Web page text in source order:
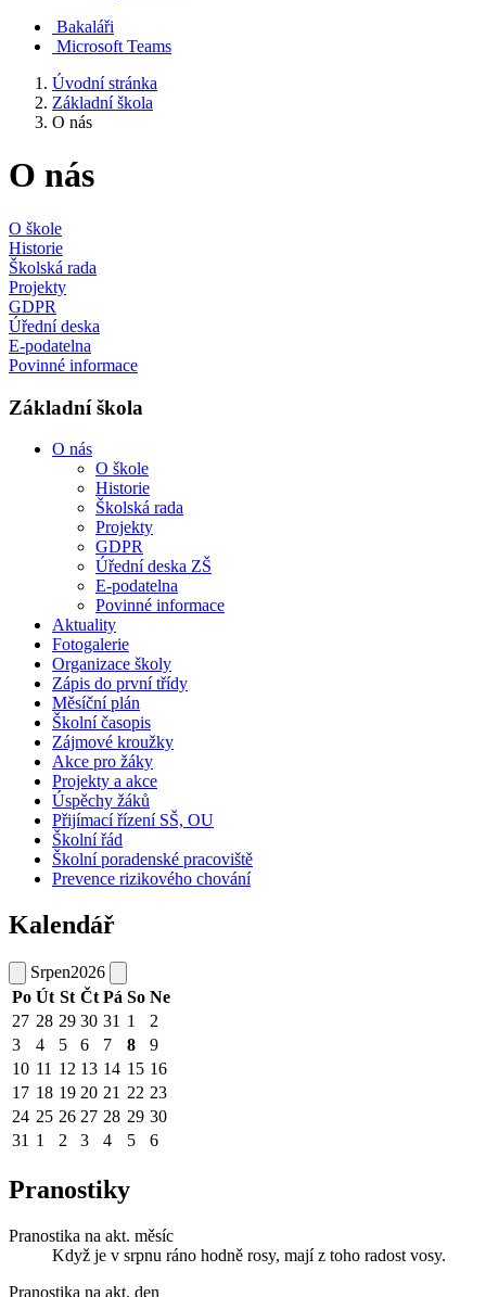
Bakaláři
Microsoft Teams
Úvodní stránka
Základní škola
O nás
O nás
O škole
Historie
Školská rada
Projekty
GDPR
Úřední deska
E-podatelna
Povinné informace
Základní škola
O nás
O škole
Historie
Školská rada
Projekty
GDPR
Úřední deska ZŠ
E-podatelna
Povinné informace
Aktuality
Fotogalerie
Organizace školy
Zápis do první třídy
Měsíční plán
Školní časopis
Zájmové kroužky
Akce pro žáky
Projekty a akce
Úspěchy žáků
Přijímací řízení SŠ, OU
Školní řád
Školní poradenské pracoviště
Prevence rizikového chování
Kalendář
Srpen2026
Po Út St Čt Pá So Ne
27 28 29 30 31 1
2
3
4 5 6 7 8
9
10 11 12 13 14 15 16
17 18 19 20 21 22 23
24 25 26 27 28 29 30
31 1 2 3 4 5 6
Pranostiky
Pranostika na akt. měsíc
Když je v srpnu ráno hodně rosy, mají z toho radost vosy.
Pranostika na akt. den